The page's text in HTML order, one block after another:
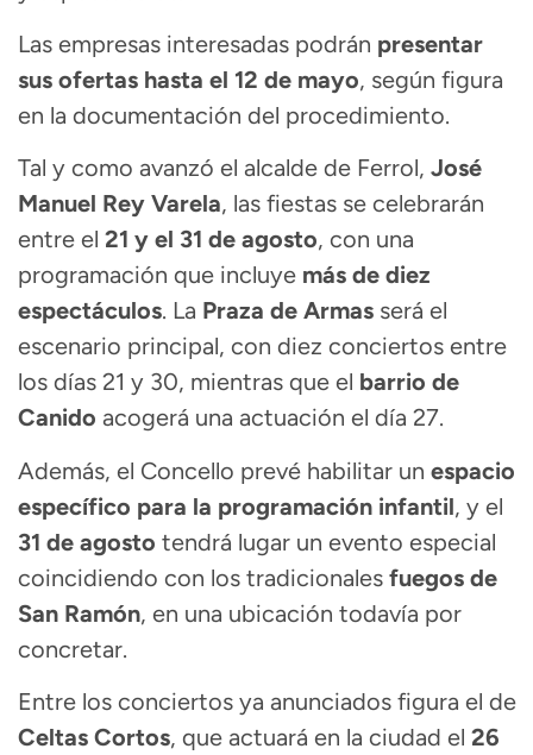
Las empresas interesadas podrán presentar
sus ofertas hasta el 12 de mayo, según figura
en la documentación del procedimiento.
Tal y como avanzó el alcalde de Ferrol, José
Manuel Rey Varela, las fiestas se celebrarán
entre el 21 y el 31 de agosto, con una
programación que incluye más de diez
espectáculos. La Praza de Armas será el
escenario principal, con diez conciertos entre
los días 21 y 30, mientras que el barrio de
Canido acogerá una actuación el día 27.
Además, el Concello prevé habilitar un espacio
específico para la programación infantil, y el
31 de agosto tendrá lugar un evento especial
coincidiendo con los tradicionales fuegos de
San Ramón, en una ubicación todavía por
concretar.
Entre los conciertos ya anunciados figura el de
Celtas Cortos, que actuará en la ciudad el 26